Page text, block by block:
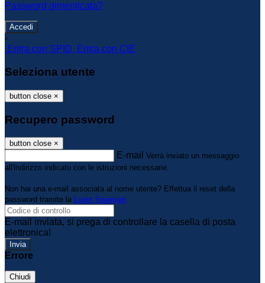
Password dimenticata?
-
Entra con SPID
Entra con CIE
Seleziona utente
button close ×
Recupero password
button close ×
E-mail Verrà inviato un messaggio
all'indirizzo indicato con le istruzioni necessarie.
Non hai una e-mail associata al nome utente? Effettua il reset della
password tramite la Login Spaggiari
E-mail inviata, si prega di controllare la casella di posta
elettronica!
Errore
Chiudi